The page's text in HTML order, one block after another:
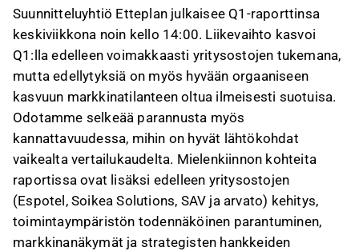
Suunnitteluyhtiö Etteplan julkaisee Q1-raporttinsa
keskiviikkona noin kello 14:00. Liikevaihto kasvoi
Q1:lla edelleen voimakkaasti yritysostojen tukemana,
mutta edellytyksiä on myös hyvään orgaaniseen
kasvuun markkinatilanteen oltua ilmeisesti suotuisa.
Odotamme selkeää parannusta myös
kannattavuudessa, mihin on hyvät lähtökohdat
vaikealta vertailukaudelta. Mielenkiinnon kohteita
raportissa ovat lisäksi edelleen yritysostojen
(Espotel, Soikea Solutions, SAV ja arvato) kehitys,
toimintaympäristön todennäköinen parantuminen,
markkinanäkymät ja strategisten hankkeiden